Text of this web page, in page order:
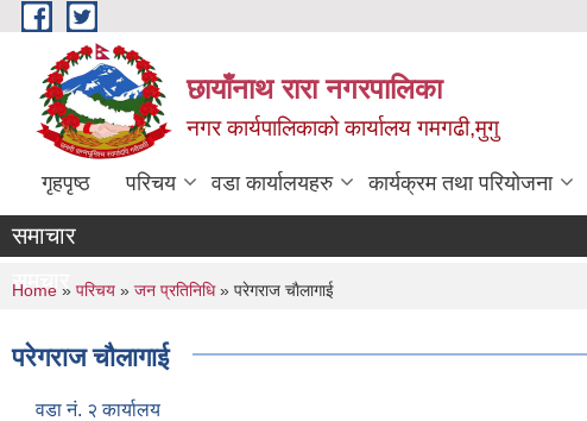
Skip to main content
छायाँनाथ रारा नगरपालिका
नगर कार्यपालिकाको कार्यालय गमगढी,मुगु
गृहपृष्ठ परिचय वडा कार्यालयहरु कार्यक्रम तथा परियोजना
समाचार
समचार
You are here
Home » परिचय » जन प्रतिनिधि» परेगराज चाैलागाई
परेगराज चाैलागाई
वडा नं. २ कार्यालय